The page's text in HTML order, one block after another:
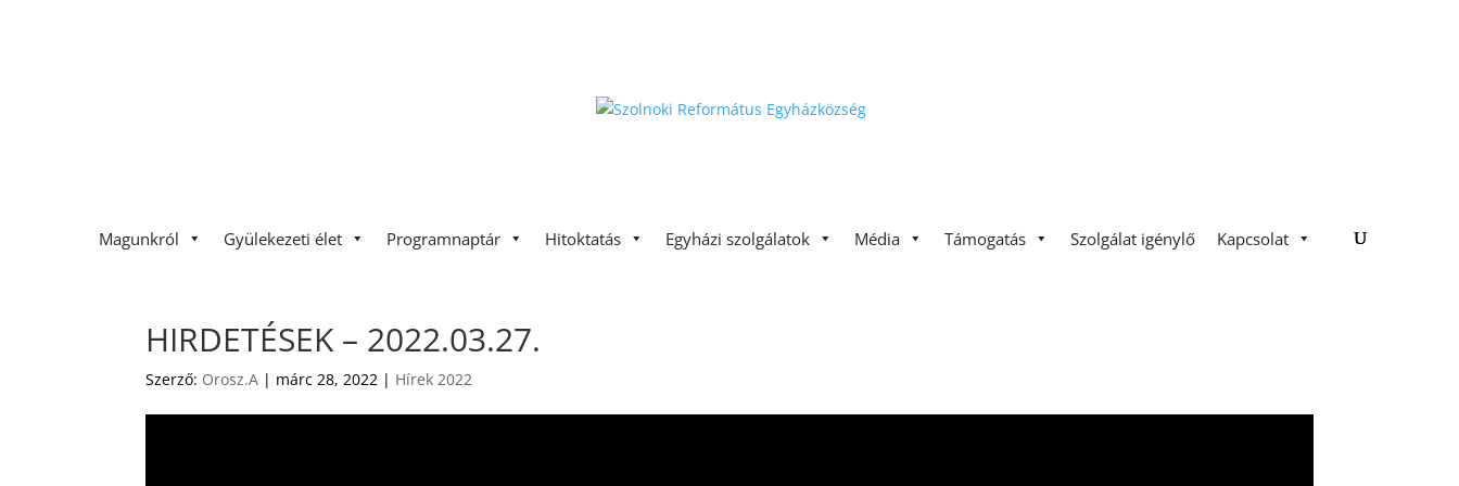
Magunkról Gyülekezeti élet Programnaptár Hitoktatás Egyházi szolgálatok Média Támogatás Szolgálat igénylő Kapcsolat
HIRDETÉSEK – 2022.03.27.
Szerző: Orosz.A | márc 28, 2022 | Hírek 2022